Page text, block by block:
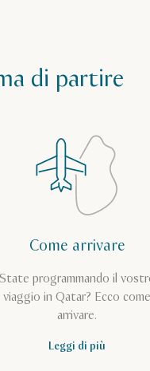
di partire
Come arrivare
State programmando il
viaggio in Qatar? Ecco come
arrivare.
Leggi di più